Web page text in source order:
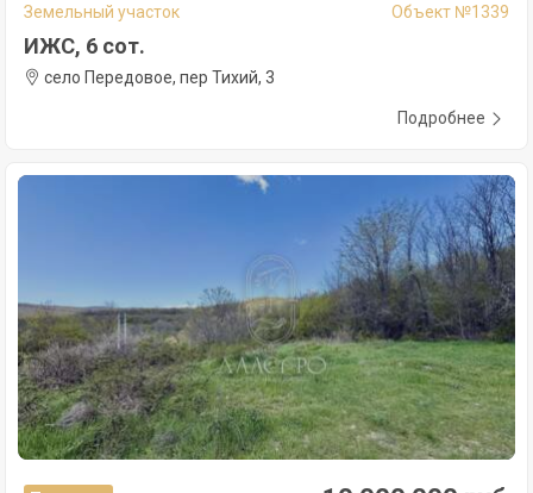
Земельный участок Объект №1339
ИЖС, 6 сот.
село Передовое, пер Тихий, 3
Подробнее